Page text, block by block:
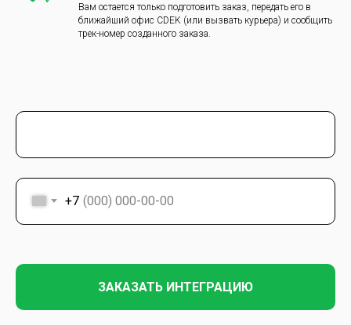
Вам остается только подготовить заказ, передать его в
ближайший офис CDEK (или вызвать курьера) и сообщить
трек-номер созданного заказа.
+7
ЗАКАЗАТЬ ИНТЕГРАЦИЮ